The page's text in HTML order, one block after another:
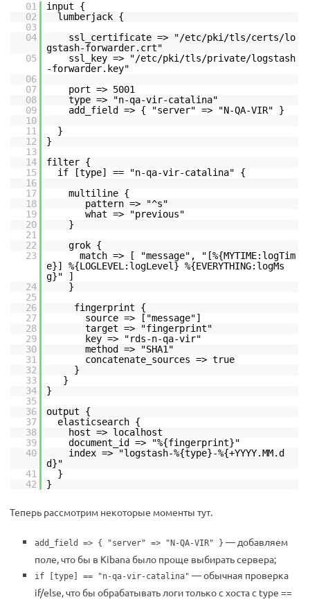
01
input {
02
lumberjack {
03
04
ssl_certificate => "/etc/pki/tls/certs/lo
gstash-forwarder.crt"
05
ssl_key => "/etc/pki/tls/private/logstash
-forwarder.key"
06
07
port => 5001
08
type => "n-qa-vir-catalina"
09
add_field => { "server" => "N-QA-VIR" }
10
11
}
12
}
13
14
filter {
15
if [type] == "n-qa-vir-catalina" {
16
17
multiline {
18
pattern => "^s"
19
what => "previous"
20
}
21
22
grok {
23
match => [ "message", "[%{MYTIME:logTim
e}] %{LOGLEVEL:logLevel} %{EVERYTHING:logMs
g}" ]
24
}
25
26
fingerprint {
27
source => ["message"]
28
target => "fingerprint"
29
key => "rds-n-qa-vir"
30
method => "SHA1"
31
concatenate_sources => true
32
}
33
}
34
}
35
36
output {
37
elasticsearch {
38
host => localhost
39
document_id => "%{fingerprint}"
40
index => "logstash-%{type}-%{+YYYY.MM.d
d}"
41
}
42
}
Теперь рассмотрим некоторые моменты тут.
add_field => { "server" => "N-QA-VIR" } — добавляем
поле, что бы в Kibana было проще выбирать сервера;
if [type] == "n-qa-vir-catalina" — обычная проверка
if/else, что бы обрабатывать логи только с хоста с type ==